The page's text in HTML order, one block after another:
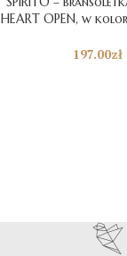
HEART OPEN, w
197.00zł